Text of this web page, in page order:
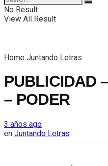
No Result
View All Result
Home Juntando Letras
PUBLICIDAD
– PODER
3 años ago
en Juntando Letras